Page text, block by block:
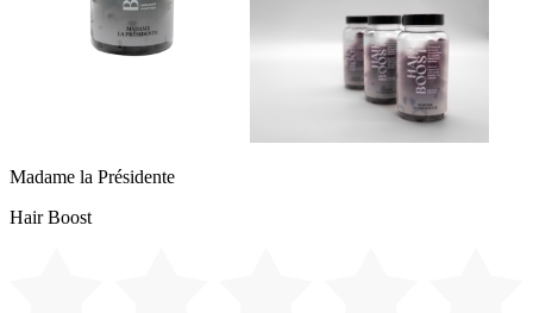
Madame la Présidente
Hair Boost